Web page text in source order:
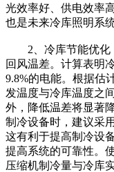
光效率好、供电效率
也是未来冷库照明系
2、冷库节能优化
回风温差。计算表明
9.8%的电能。根据估
发温度与冷库温度之
外，降低温差将显著
制冷设备时，建议采
这有利于提高制冷设
提高系统的可靠性。
压缩机制冷量与冷库